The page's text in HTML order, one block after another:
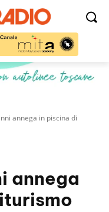
annega in piscina di
annega